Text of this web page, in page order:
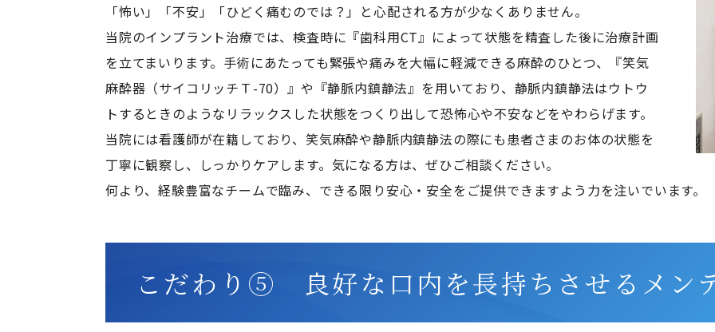
「怖い」「不安」「ひどく痛むのでは？」と心配される方が少なくありません。
当院のインプラント治療では、検査時に『歯科用CT』によって状態を精査した後に治療計画
を立てまいります。手術にあたっても緊張や痛みを大幅に軽減できる麻酔のひとつ、『笑気
麻酔器（サイコリッチＴ-70）』や『静脈内鎮静法』を用いており、静脈内鎮静法はウトウ
トするときのようなリラックスした状態をつくり出して恐怖心や不安などをやわらげます。
当院には看護師が在籍しており、笑気麻酔や静脈内鎮静法の際にも患者さまのお体の状態を
丁寧に観察し、しっかりケアします。気になる方は、ぜひご相談ください。
何より、経験豊富なチームで臨み、できる限り安心・安全をご提供できますよう力を注いでいます。
こだわり⑤ 良好な口内を長持ちさせるメン